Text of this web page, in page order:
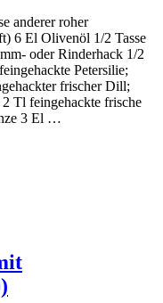
anderer roher
6 El Olivenöl 1/2 Tasse
oder Rinderhack 1/2
Petersilie;
frischer Dill;
Tl feingehackte frische
3 El …